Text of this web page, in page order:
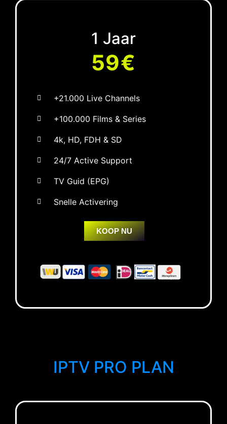
1 Jaar
59€
+21.000 Live Channels
+100.000 Films & Series
4k, HD, FDH & SD
24/7 Active Support
TV Guid (EPG)
Snelle Activering
KOOP NU
IPTV PRO PLAN